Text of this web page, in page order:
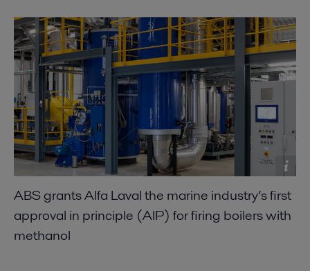
ABS grants Alfa Laval the marine industry’s first
approval in principle (AIP) for firing boilers with
methanol